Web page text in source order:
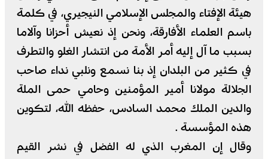
هيئة الإفتاء والمجلس الإسلامي النيجيري، في كلمة
باسم العلماء الأفارقة، ونحن إذ نعيش أحزانا وآلاما
بسبب ما آل إليه أمر الأمة من انتشار الغلو والتطرف
في كثير من البلدان إذ بنا نسمع ونلبي نداء صاحب
الجلالة مولانا أمير المؤمنين وحامي حمى الملة
والدين الملك محمد السادس، حفظه الله، لتكوين
هذه المؤسسة .
وقال إن المغرب الذي له الفضل في نشر القيم